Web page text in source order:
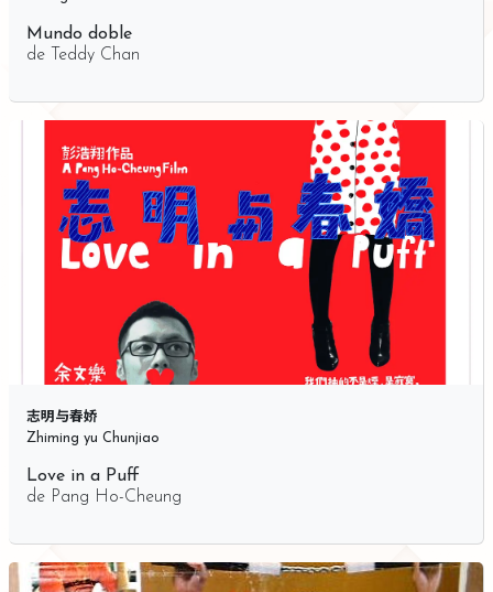
Mundo doble
de
Teddy Chan
志明与春娇
Zhiming yu Chunjiao
Love in a Puff
de Pang Ho-Cheung